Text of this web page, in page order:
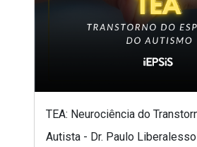
TEA: Neurociência do
Autista - Dr. Paulo